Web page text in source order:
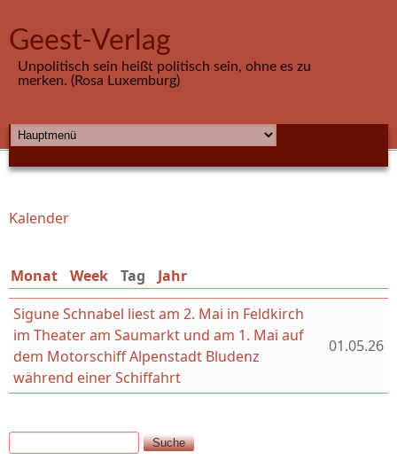
Geest-Verlag
Unpolitisch sein heißt politisch sein, ohne es zu
merken. (Rosa Luxemburg)
HAUPTMENÜ
Sie sind hier
Kalender
Monat Week Tag (aktiver Reiter)
Jahr
Sigune Schnabel liest am 2. Mai in Feldkirch
im Theater am Saumarkt und am 1. Mai auf
dem Motorschiff Alpenstadt Bludenz
während einer Schiffahrt
01.05.26
Suchformular
Suche